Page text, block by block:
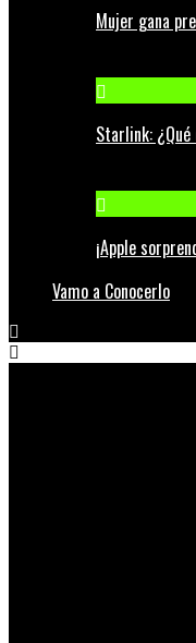
Mujer gana
Starlink:
¡Apple
Vamo a Conocerlo